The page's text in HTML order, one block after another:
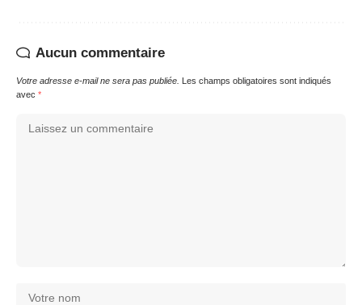
Aucun commentaire
Votre adresse e-mail ne sera pas publiée. Les champs obligatoires sont indiqués
avec *